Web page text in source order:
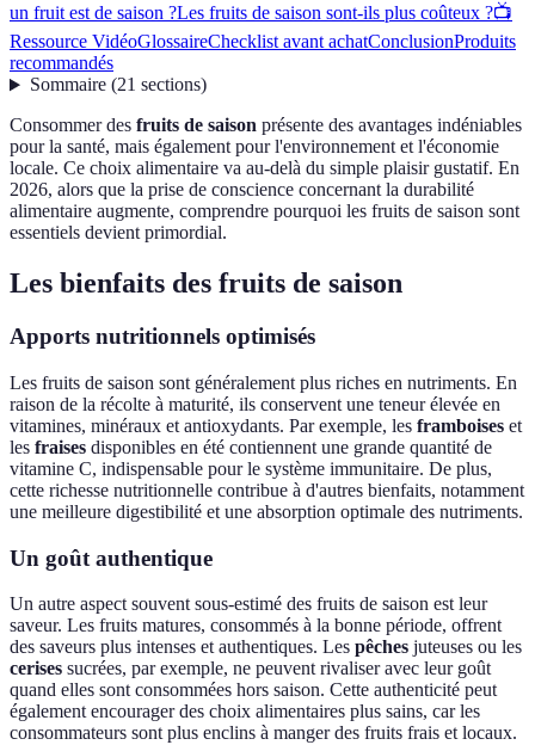
un fruit est de saison ?Les fruits de saison sont-ils plus coûteux ?📺
Ressource VidéoGlossaireChecklist avant achatConclusionProduits
recommandés
Sommaire(21 sections)
Consommer des fruits de saison présente des avantages indéniables
pour la santé, mais également pour l'environnement et l'économie
locale. Ce choix alimentaire va au-delà du simple plaisir gustatif. En
2026, alors que la prise de conscience concernant la durabilité
alimentaire augmente, comprendre pourquoi les fruits de saison sont
essentiels devient primordial.
Les bienfaits des fruits de saison
Apports nutritionnels optimisés
Les fruits de saison sont généralement plus riches en nutriments. En
raison de la récolte à maturité, ils conservent une teneur élevée en
vitamines, minéraux et antioxydants. Par exemple, les framboises et
les fraises disponibles en été contiennent une grande quantité de
vitamine C, indispensable pour le système immunitaire. De plus,
cette richesse nutritionnelle contribue à d'autres bienfaits, notamment
une meilleure digestibilité et une absorption optimale des nutriments.
Un goût authentique
Un autre aspect souvent sous-estimé des fruits de saison est leur
saveur. Les fruits matures, consommés à la bonne période, offrent
des saveurs plus intenses et authentiques. Les pêches juteuses ou les
cerises sucrées, par exemple, ne peuvent rivaliser avec leur goût
quand elles sont consommées hors saison. Cette authenticité peut
également encourager des choix alimentaires plus sains, car les
consommateurs sont plus enclins à manger des fruits frais et locaux.